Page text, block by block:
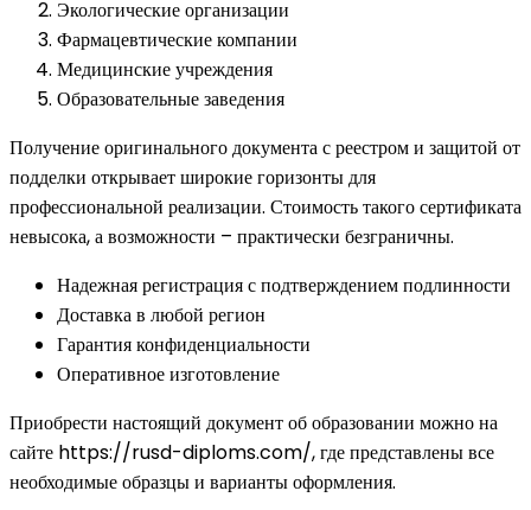
Экологические организации
Фармацевтические компании
Медицинские учреждения
Образовательные заведения
Получение оригинального документа с реестром и защитой от
подделки открывает широкие горизонты для
профессиональной реализации. Стоимость такого сертификата
невысока, а возможности – практически безграничны.
Надежная регистрация с подтверждением подлинности
Доставка в любой регион
Гарантия конфиденциальности
Оперативное изготовление
Приобрести настоящий документ об образовании можно на
сайте https://rusd-diploms.com/, где представлены все
необходимые образцы и варианты оформления.